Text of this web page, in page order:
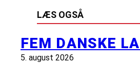
LÆS OGSÅ
FEM DANSKE
5. august 2026